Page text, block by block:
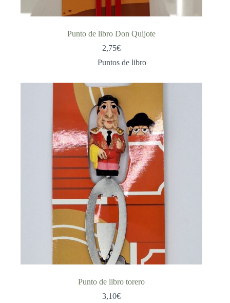
Punto de libro Don Quijote
2,75€
Puntos de libro
Punto de libro torero
3,10€